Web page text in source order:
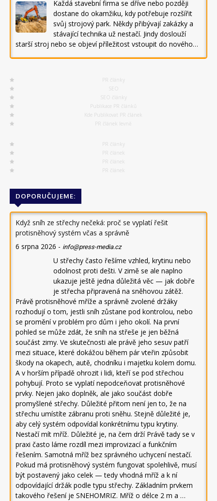
Každá stavební firma se dříve nebo později
dostane do okamžiku, kdy potřebuje rozšířit
svůj strojový park. Někdy přibývají zakázky a
stávající technika už nestačí. Jindy doslouží
starší stroj nebo se objeví příležitost vstoupit do nového…
PR články
SEO
SEO články
Publikace PR článků
Kde Publikovat PR článek
PR článek levně
PR články
PR článek
PR článek
PR článek
DOPORUČUJEME:
Když sníh ze střechy nečeká: proč se vyplatí řešit
protisněhový systém včas a správně
6 srpna 2026 - info@press-media.cz
U střechy často řešíme vzhled, krytinu nebo
odolnost proti dešti. V zimě se ale naplno
ukazuje ještě jedna důležitá věc — jak dobře
je střecha připravená na sněhovou zátěž.
Právě protisněhové mříže a správně zvolené držáky
rozhodují o tom, jestli sníh zůstane pod kontrolou, nebo
se promění v problém pro dům i jeho okolí. Na první
pohled se může zdát, že sníh na střeše je jen běžná
součást zimy. Ve skutečnosti ale právě jeho sesuv patří
mezi situace, které dokážou během pár vteřin způsobit
škody na okapech, autě, chodníku i majetku kolem domu.
A v horším případě ohrozit i lidi, kteří se pod střechou
pohybují. Proto se vyplatí nepodceňovat protisněhové
prvky. Nejen jako doplněk, ale jako součást dobře
promyšlené střechy. Důležité přitom není jen to, že na
střechu umístíte zábranu proti sněhu. Stejně důležité je,
aby celý systém odpovídal konkrétnímu typu krytiny.
Nestačí mít mříž. Důležité je, na čem drží Právě tady se v
praxi často láme rozdíl mezi improvizací a funkčním
řešením. Samotná mříž bez správného uchycení nestačí.
Pokud má protisněhový systém fungovat spolehlivě, musí
být postavený jako celek — tedy vhodná mříž a k ní
odpovídající držák podle typu střechy. Základním prvkem
takového řešení je SNEHOMRIZ. Mříž o délce 2 m a …